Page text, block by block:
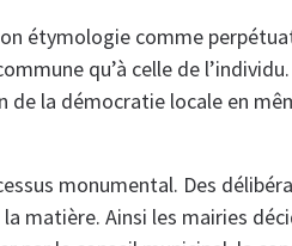
étymologie comme
qu’à celle de
de la démocratie locale en
monumental. Des
matière. Ainsi les mairies